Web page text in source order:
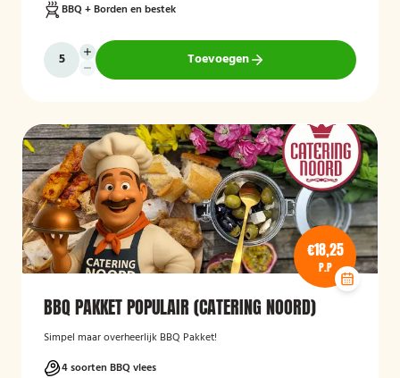
BBQ + Borden en bestek
Toevoegen
€18,25
P.P
BBQ PAKKET POPULAIR (CATERING NOORD)
Simpel maar overheerlijk BBQ Pakket!
4 soorten BBQ vlees